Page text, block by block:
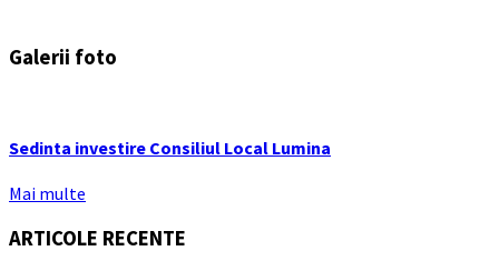
Galerii foto
Sedinta investire Consiliul Local Lumina
Mai multe
ARTICOLE RECENTE